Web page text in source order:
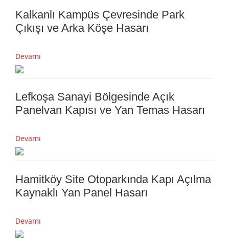
Kalkanlı Kampüs Çevresinde Park
Çıkışı ve Arka Köşe Hasarı
Devamı
Lefkoşa Sanayi Bölgesinde Açık
Panelvan Kapısı ve Yan Temas Hasarı
Devamı
Hamitköy Site Otoparkında Kapı Açılma
Kaynaklı Yan Panel Hasarı
Devamı